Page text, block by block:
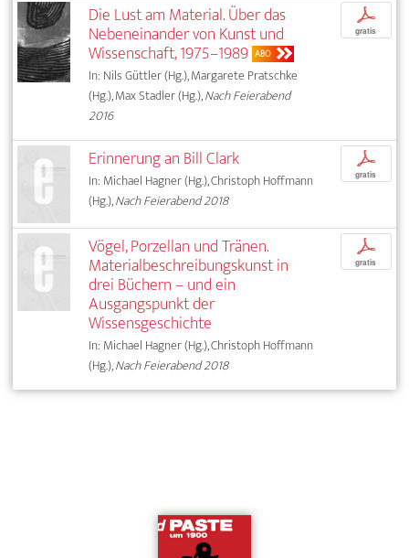
Die Lust am Material. Über das
Nebeneinander von Kunst und
Wissenschaft, 1975–1989 ABO
In: Nils Güttler (Hg.), Margarete Pratschke
(Hg.), Max Stadler (Hg.),Nach Feierabend
2016
p
gratis
Erinnerung an Bill Clark
In: Michael Hagner (Hg.), Christoph Hoffmann
(Hg.),Nach Feierabend 2018
p
gratis
Vögel, Porzellan und Tränen.
Materialbeschreibungskunst in
drei Büchern – und ein
Ausgangspunkt der
Wissensgeschichte
In: Michael Hagner (Hg.), Christoph Hoffmann
(Hg.),Nach Feierabend 2018
p
gratis